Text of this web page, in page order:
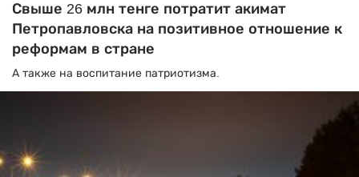
Свыше 26 млн тенге потратит акимат
Петропавловска на позитивное отношение к
реформам в стране
А также на воспитание патриотизма.